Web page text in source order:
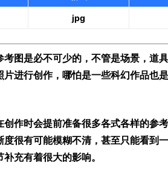
jpg
考图是必不可少的，不管是场景，道
片进行创作，哪怕是一些科幻作品也
创作时会提前准备很多各式各样的参
度很有可能模糊不清，甚至只能看到
充有着很大的影响。